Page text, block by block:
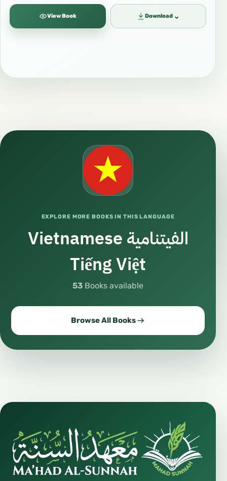
View Book Download ⌄
EXPLORE MORE BOOKS IN THIS LANGUAGE
Vietnamese الفيتنامية
Tiếng Việt
53 Books available
Browse All Books